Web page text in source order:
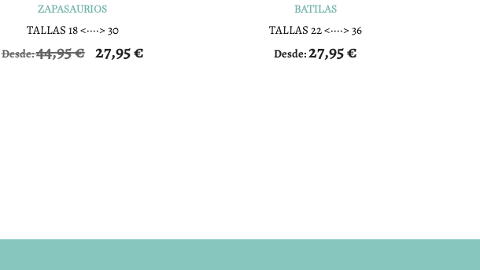
ZAPASAURIOS
TALLAS 18 <····> 30
Desde:44,95€ 27,95€
BATILAS
TALLAS 22 <····> 36
Desde:27,95€